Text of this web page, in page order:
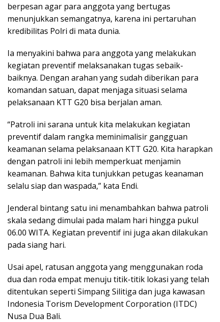
berpesan agar para anggota yang bertugas
menunjukkan semangatnya, karena ini pertaruhan
kredibilitas Polri di mata dunia.
Ia menyakini bahwa para anggota yang melakukan
kegiatan preventif melaksanakan tugas sebaik-
baiknya. Dengan arahan yang sudah diberikan para
komandan satuan, dapat menjaga situasi selama
pelaksanaan KTT G20 bisa berjalan aman.
“Patroli ini sarana untuk kita melakukan kegiatan
preventif dalam rangka meminimalisir gangguan
keamanan selama pelaksanaan KTT G20. Kita harapkan
dengan patroli ini lebih memperkuat menjamin
keamanan. Bahwa kita tunjukkan petugas keanaman
selalu siap dan waspada,” kata Endi.
Jenderal bintang satu ini menambahkan bahwa patroli
skala sedang dimulai pada malam hari hingga pukul
06.00 WITA. Kegiatan preventif ini juga akan dilakukan
pada siang hari.
Usai apel, ratusan anggota yang menggunakan roda
dua dan roda empat menuju titik-titik lokasi yang telah
ditentukan seperti Simpang Silitiga dan juga kawasan
Indonesia Torism Development Corporation (ITDC)
Nusa Dua Bali.